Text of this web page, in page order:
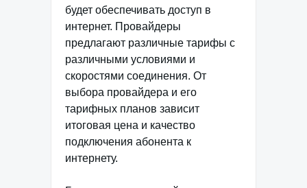
будет обеспечивать доступ в
интернет. Провайдеры
предлагают различные тарифы с
различными условиями и
скоростями соединения. От
выбора провайдера и его
тарифных планов зависит
итоговая цена и качество
подключения абонента к
интернету.